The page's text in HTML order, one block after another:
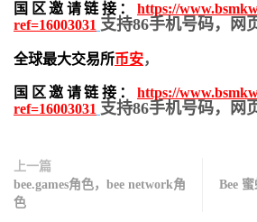
国区邀请链接： https://
ref=16003031 支持86手机号码，网
全球最大交易所币安，
国区邀请链接： https://
ref=16003031 支持86手机号码，网
上一篇
bee.games角色，bee network角
色
Bee